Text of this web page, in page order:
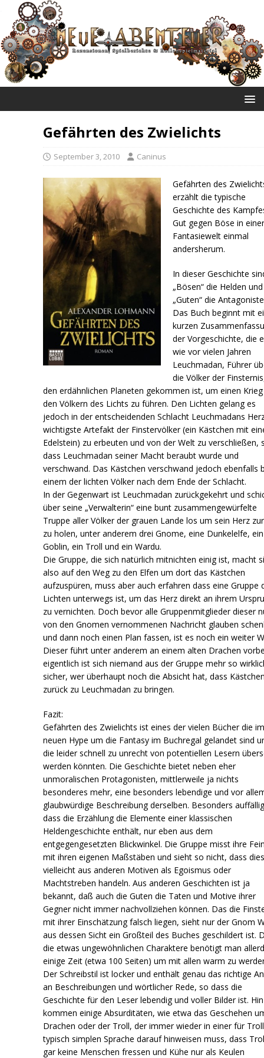
Gefährten des Zwielichts
September 3, 2010 Caninus
Gefährten des
erzählt die typische
Geschichte des
Gut gegen Böse in
Fantasiewelt einmal
andersherum.
In dieser Geschichte
„Bösen“ die Helden
„Guten“ die
Das Buch beginnt mit
kurzen
der Vorgeschichte, die
wie vor vielen Jahren
Leuchmadan, Führer
die Völker der
den erdähnlichen Planeten gekommen ist, um einen
den Völkern des Lichts zu führen. Den Lichten gelang es
jedoch in der entscheidenden Schlacht Leuchmadans
wichtigste Artefakt der Finstervölker (ein Kästchen mit
Edelstein) zu erbeuten und von der Welt zu verschließen,
dass Leuchmadan seiner Macht beraubt wurde und
verschwand. Das Kästchen verschwand jedoch ebenfalls
einem der lichten Völker nach dem Ende der Schlacht.
In der Gegenwart ist Leuchmadan zurückgekehrt und
über seine „Verwalterin“ eine bunt zusammengewürfelte
Truppe aller Völker der grauen Lande los um sein Herz
zu holen, unter anderem drei Gnome, eine Dunkelelfe, ein
Goblin, ein Troll und ein Wardu.
Die Gruppe, die sich natürlich mitnichten einig ist, macht
also auf den Weg zu den Elfen um dort das Kästchen
aufzuspüren, muss aber auch erfahren dass eine Gruppe
Lichten unterwegs ist, um das Herz direkt an ihrem
zu vernichten. Doch bevor alle Gruppenmitglieder dieser
von den Gnomen vernommenen Nachricht glauben
und dann noch einen Plan fassen, ist es noch ein weiter
Dieser führt unter anderem an einem alten Drachen
eigentlich ist sich niemand aus der Gruppe mehr so
sicher, wer überhaupt noch die Absicht hat, dass
zurück zu Leuchmadan zu bringen.
Fazit:
Gefährten des Zwielichts ist eines der vielen Bücher die
neuen Hype um die Fantasy im Buchregal gelandet sind
die leider schnell zu unrecht von potentiellen Lesern
werden könnten. Die Geschichte bietet neben eher
unmoralischen Protagonisten, mittlerweile ja nichts
besonderes mehr, eine besonders lebendige und vor
glaubwürdige Beschreibung derselben. Besonders
dass die Erzählung die Elemente einer klassischen
Heldengeschichte enthält, nur eben aus dem
entgegengesetzten Blickwinkel. Die Gruppe misst ihre
mit ihren eigenen Maßstäben und sieht so nicht, dass
vielleicht aus anderen Motiven als Egoismus oder
Machtstreben handeln. Aus anderen Geschichten ist ja
bekannt, daß auch die Guten die Taten und Motive ihrer
Gegner nicht immer nachvollziehen können. Das die
mit ihrer Einschätzung falsch liegen, sieht nur der Gnom
aus dessen Sicht ein Großteil des Buches geschildert ist.
die etwas ungewöhnlichen Charaktere benötigt man
einige Zeit (etwa 100 Seiten) um mit allen warm zu
Der Schreibstil ist locker und enthält genau das richtige
an Beschreibungen und wörtlicher Rede, so dass die
Geschichte für den Leser lebendig und voller Bilder ist.
kommen einige Absurditäten, wie etwa das Geschehen
Drachen oder der Troll, der immer wieder in einer für
typisch simplen Sprache darauf hinweisen muss, dass
gar keine Menschen fressen und Kühe nur als Keulen